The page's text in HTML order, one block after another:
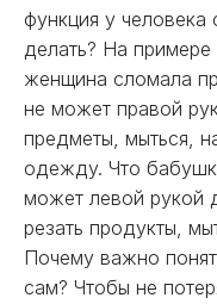
функция у
делать? На
женщина сломала
не может правой
предметы, мыться,
одежду. Что
может левой рукой
резать продукты,
Почему важно
сам? Чтобы не